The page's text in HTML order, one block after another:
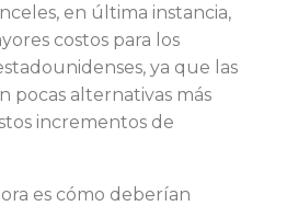
en última instancia,
costos para los
ya que las
pocas alternativas más
incrementos de
es cómo deberían